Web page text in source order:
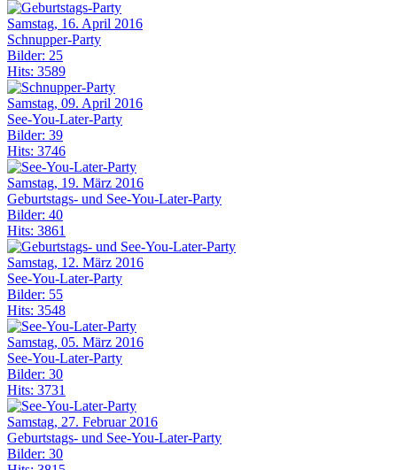
Samstag, 16. April 2016
Schnupper-Party
Bilder: 25
Hits: 3589
Samstag, 09. April 2016
See-You-Later-Party
Bilder: 39
Hits: 3746
Samstag, 19. März 2016
Geburtstags- und See-You-Later-Party
Bilder: 40
Hits: 3861
Samstag, 12. März 2016
See-You-Later-Party
Bilder: 55
Hits: 3548
Samstag, 05. März 2016
See-You-Later-Party
Bilder: 30
Hits: 3731
Samstag, 27. Februar 2016
Geburtstags- und See-You-Later-Party
Bilder: 30